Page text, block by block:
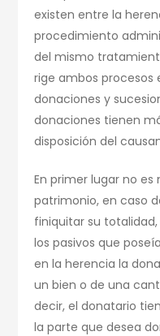
existen entre la
procedimiento
del mismo
rige ambos procesos
donaciones y
donaciones tienen
disposición del
En primer lugar no
patrimonio, en caso
finiquitar su
los pasivos que
en la herencia la
un bien o de una
decir, el donatario
la parte que desea